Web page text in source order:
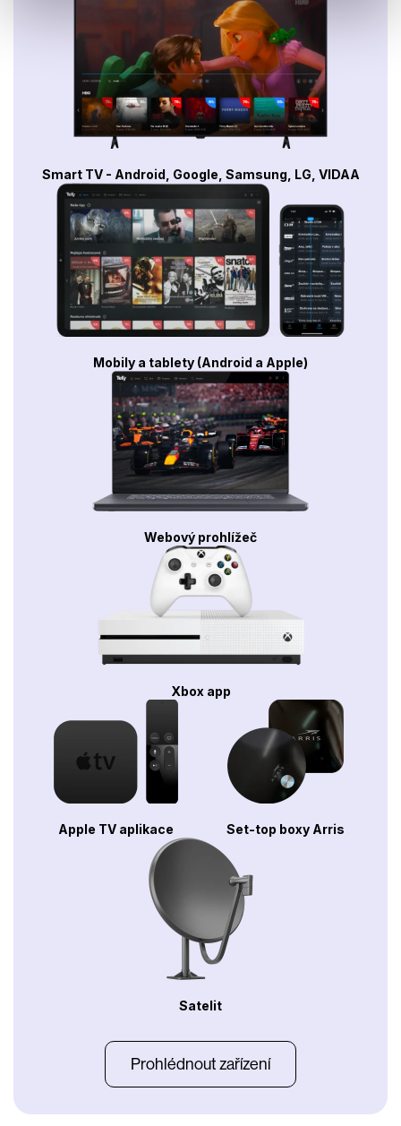
Smart TV - Android, Google, Samsung, LG, VIDAA
Mobily a tablety (Android a Apple)
Webový prohlížeč
Xbox app
Apple TV aplikace Set-top boxy Arris
Satelit
Prohlédnout zařízení